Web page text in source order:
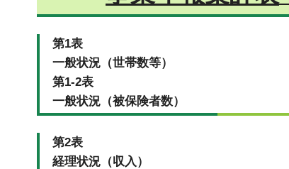
第1表
一般状況（世帯数等）
第1-2表
一般状況（被保険者数）
第2表
経理状況（収入）